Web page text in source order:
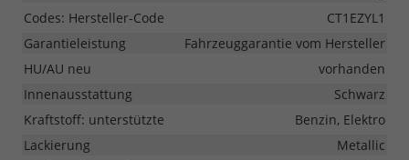
Codes: Hersteller-Code
CT1EZYL1
Garantieleistung
Fahrzeuggarantie vom Hersteller
HU/AU neu
vorhanden
Innenausstattung
Schwarz
Kraftstoff: unterstützte
Benzin, Elektro
Lackierung
Metallic